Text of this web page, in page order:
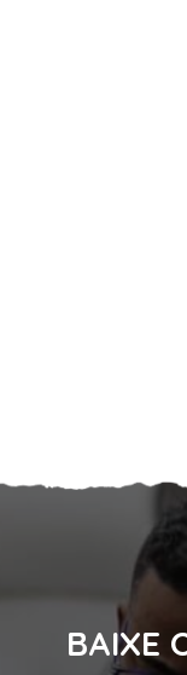
BAIXE